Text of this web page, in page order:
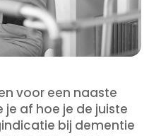
voor een naaste
af hoe je de juiste
bij dementie